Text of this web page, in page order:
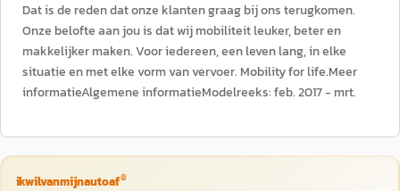
Dat is de reden dat onze klanten graag bij ons terugkomen.
Onze belofte aan jou is dat wij mobiliteit leuker, beter en
makkelijker maken. Voor iedereen, een leven lang, in elke
situatie en met elke vorm van vervoer. Mobility for life.Meer
informatieAlgemene informatieModelreeks: feb. 2017 - mrt.
ikwilvanmijnautoaf®